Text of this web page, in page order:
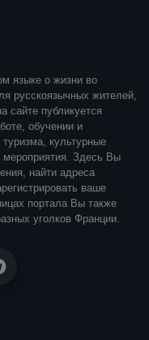
языке о жизни во
русскоязычных жителей,
сайте публикуется
обучении и
культурные
мероприятия. Здесь Вы
найти адреса
ваше
портала Вы также
уголков Франции.